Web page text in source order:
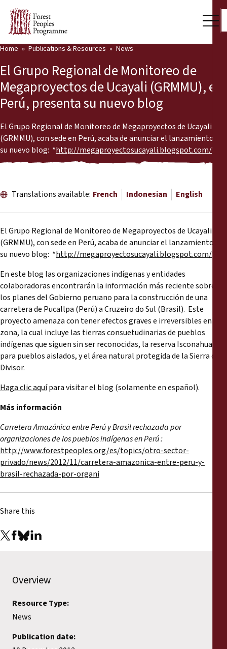
Press Room
Our Work
Community Voices
Partners & Countries
Latest News
Publications & Resources
Back
Reports
Press Releases
Training Materials
Briefing Papers
Legal Submissions
Annual Reports
Home Publications & Resources News
El Grupo Regional de Monitoreo de
Megaproyectos de Ucayali (GRMMU), en
Perú, presenta su nuevo blog
El Grupo Regional de Monitoreo de Megaproyectos de Ucayali
(GRMMU), con sede en Perú, acaba de anunciar el lanzamiento de
su nuevo blog: *http://megaproyectosucayali.blogspot.com/*.
Translations available: French Indonesian English
El Grupo Regional de Monitoreo de Megaproyectos de Ucayali
(GRMMU), con sede en Perú, acaba de anunciar el lanzamiento de
su nuevo blog: *http://megaproyectosucayali.blogspot.com/*.
En este blog las organizaciones indígenas y entidades
colaboradoras encontrarán la información más reciente sobre
los planes del Gobierno peruano para la construcción de una
carretera de Pucallpa (Perú) a Cruzeiro do Sul (Brasil). Este
proyecto amenaza con tener efectos graves e irreversibles en la
zona, la cual incluye las tierras consuetudinarias de pueblos
indígenas que siguen sin ser reconocidas, la reserva Isconahua
para pueblos aislados, y el área natural protegida de la Sierra del
Divisor.
Haga clic aquípara visitar el blog (solamente en español).
Más información
Carretera Amazónica entre Perú y Brasil rechazada por
organizaciones de los pueblos indígenas en Perú :
http://www.forestpeoples.org/es/topics/otro-sector-
privado/news/2012/11/carretera-amazonica-entre-peru-y-
brasil-rechazada-por-organi
Share this
Overview
Resource Type:
News
Publication date: